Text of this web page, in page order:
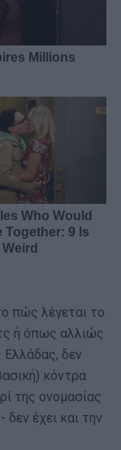
πώς λέγεται το
ή όπως αλλιώς
Ελλάδας, δεν
κόντρα
της ονομασίας
έχει και την